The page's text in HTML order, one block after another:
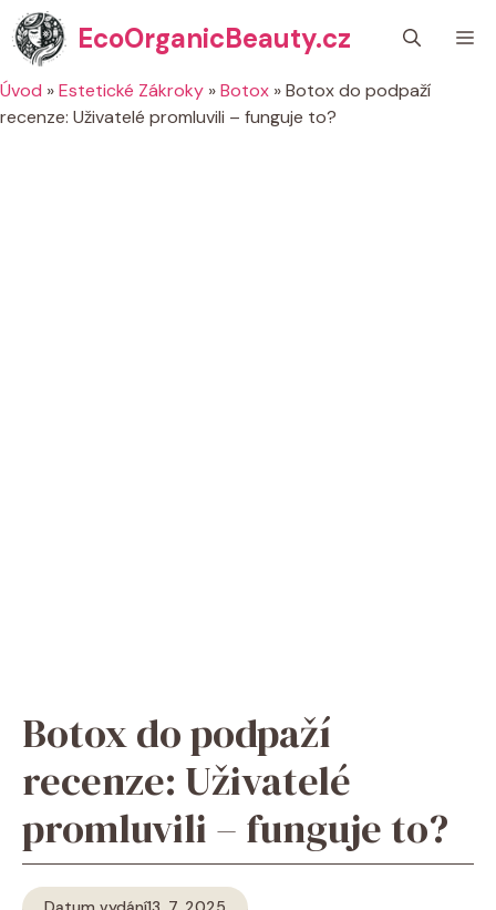
Přeskočit
na
obsah
EcoOrganicBeauty.cz
Úvod »Estetické Zákroky »Botox »Botox do podpaží
recenze: Uživatelé promluvili – funguje to?
Botox do podpaží
recenze: Uživatelé
promluvili – funguje to?